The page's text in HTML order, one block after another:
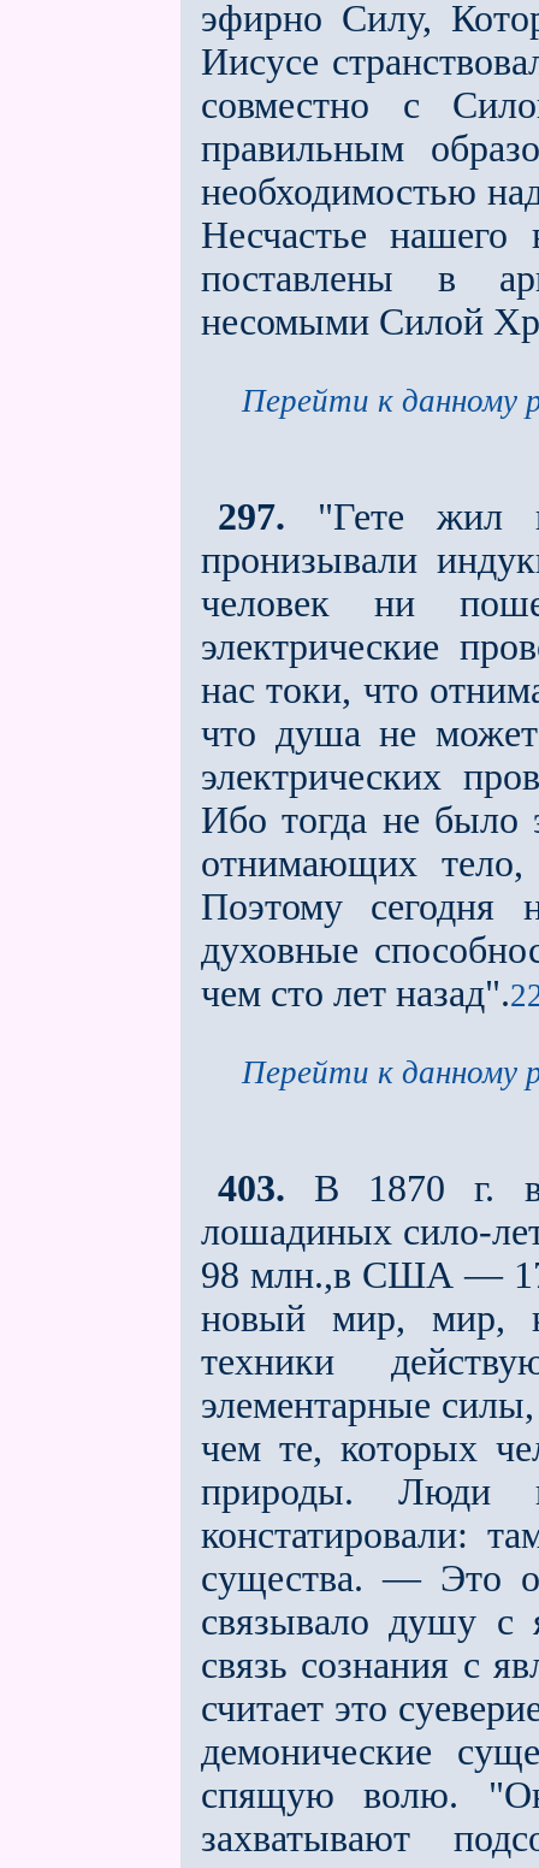
эфирно Силу,
Иисусе
совместно с
правильным
необходимостью
Несчастье
поставлены в
несомыми Силой
Перейти к данному
297. "Гете жил
пронизывали
человек ни
электрические
нас токи, что
что душа не
электрических
Ибо тогда не было
отнимающих тело,
Поэтому сегодня
духовные
чем сто лет назад".
Перейти к данному
403. В 1870 г. в
лошадиных сило-
98 млн.,в США —
новый мир, мир,
техники
элементарные
чем те, которых
природы. Люди
констатировали:
существа. — Это
связывало душу с
связь сознания с
считает это
демонические
спящую волю.
захватывают